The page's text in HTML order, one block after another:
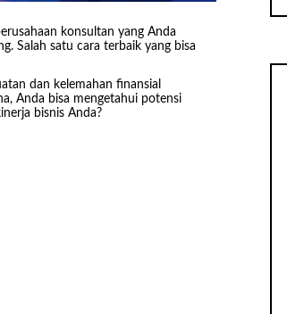
konsultan yang Anda
Salah satu cara terbaik yang bisa
dan kelemahan finansial
Anda bisa mengetahui potensi
bisnis Anda?